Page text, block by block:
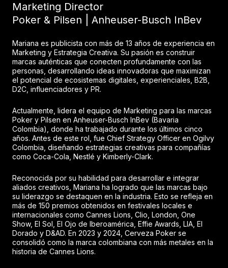
Marketing Director
Poker & Pilsen | Anheuser-Busch InBev
Mariana es publicista con más de 13 años de experiencia en
Marketing y Estrategia Creativa. Su pasión es construir
marcas auténticas que conecten profundamente con las
personas, desarrollando ideas innovadoras que maximizan
el potencial de ecosistemas digitales, experienciales, B2B,
D2C, influenciadores y PR.
Actualmente, lidera el equipo de Marketing para las marcas
Poker y Pilsen en Anheuser-Busch InBev (Bavaria
Colombia), donde ha trabajado durante los últimos cinco
años. Antes de este rol, fue Chief Strategy Officer en Ogilvy
Colombia, diseñando estrategias creativas para compañías
como Coca-Cola, Nestlé y Kimberly-Clark.
Reconocida por su habilidad para desarrollar e integrar
aliados creativos, Mariana ha logrado que las marcas bajo
su liderazgo se destaquen en la industria. Esto se refleja en
más de 150 premios obtenidos en festivales locales e
internacionales como Cannes Lions, Clio, London, One
Show, El Sol, El Ojo de Iberoamérica, Effie Awards, LIA, El
Dorado y D&AD. En 2023 y 2024, Cerveza Poker se
consolidó como la marca colombiana con más metales en la
historia de Cannes Lions.